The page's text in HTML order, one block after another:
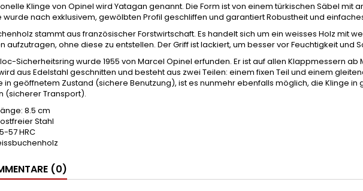
Klinge von Opinel wird Yatagan genannt. Die Form ist von einem türkischen Säbel mit
wurde nach exklusivem, gewölbten Profil geschliffen und garantiert Robustheit und
stammt aus französischer Forstwirtschaft. Es handelt sich um ein weisses Holz mit
aufzutragen, ohne diese zu entstellen. Der Griff ist lackiert, um besser vor Feuchtigkeit und
Sicherheitsring wurde 1955 von Marcel Opinel erfunden. Er ist auf allen Klappmessern ab
aus Edelstahl geschnitten und besteht aus zwei Teilen: einem fixen Teil und einem
in geöffnetem Zustand (sichere Benutzung), ist es nunmehr ebenfalls möglich, die Klinge in
(sicherer Transport).
8.5 cm
Stahl
57 HRC
(0)